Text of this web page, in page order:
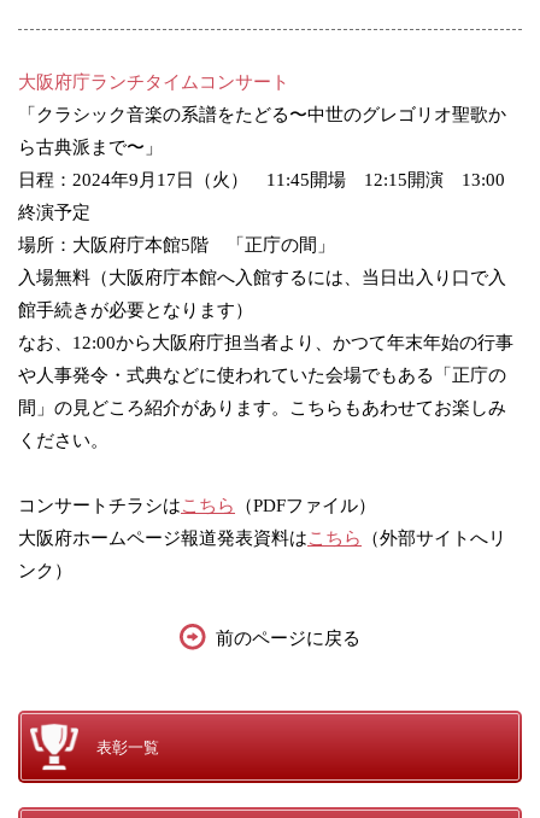
大阪府庁ランチタイムコンサート
「クラシック音楽の系譜をたどる〜中世のグレゴリオ聖歌か
ら古典派まで〜」
日程：2024年9月17日（火） 11:45開場 12:15開演 13:00
終演予定
場所：大阪府庁本館5階 「正庁の間」
入場無料（大阪府庁本館へ入館するには、当日出入り口で入
館手続きが必要となります）
なお、12:00から大阪府庁担当者より、かつて年末年始の行事
や人事発令・式典などに使われていた会場でもある「正庁の
間」の見どころ紹介があります。こちらもあわせてお楽しみ
ください。
コンサートチラシはこちら
（PDFファイル）
大阪府ホームページ報道発表資料はこちら
（外部サイトへリ
ンク）
前のページに戻る
表彰一覧